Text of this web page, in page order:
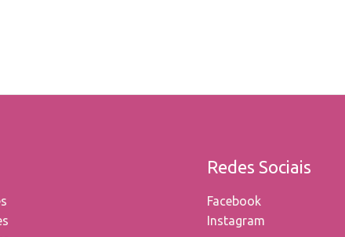
Redes Sociais
Facebook
Instagram